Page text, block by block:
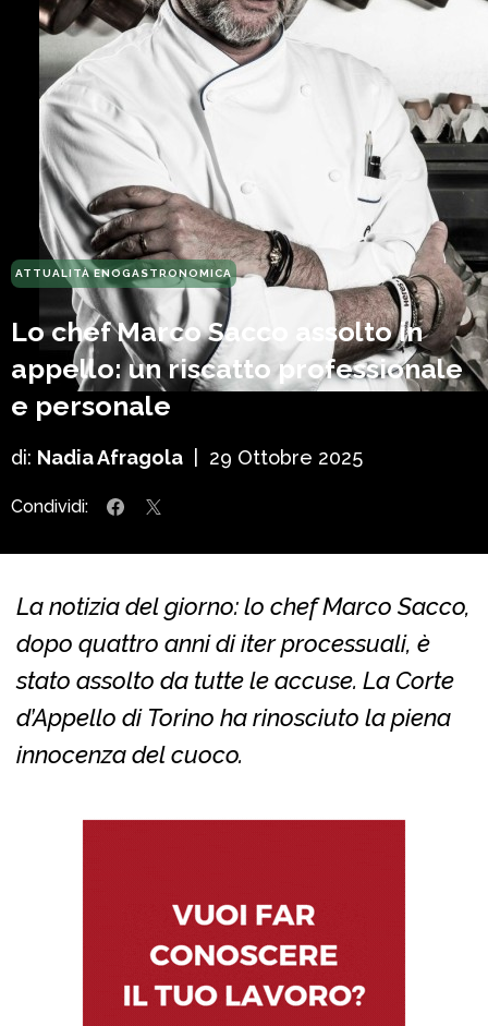
ATTUALITÀ ENOGASTRONOMICA
Lo chef Marco Sacco assolto in
appello: un riscatto professionale
e personale
di: Nadia Afragola 29 Ottobre 2025
Condividi:
La notizia del giorno: lo chef Marco Sacco,
dopo quattro anni di iter processuali, è
stato assolto da tutte le accuse. La Corte
d’Appello di Torino ha rinosciuto la piena
innocenza del cuoco.